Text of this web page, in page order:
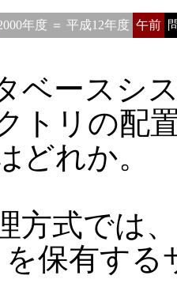
年度 ＝ 平成12年度 午前
ベースシ
トリの配
どれか。
式では
を保有す